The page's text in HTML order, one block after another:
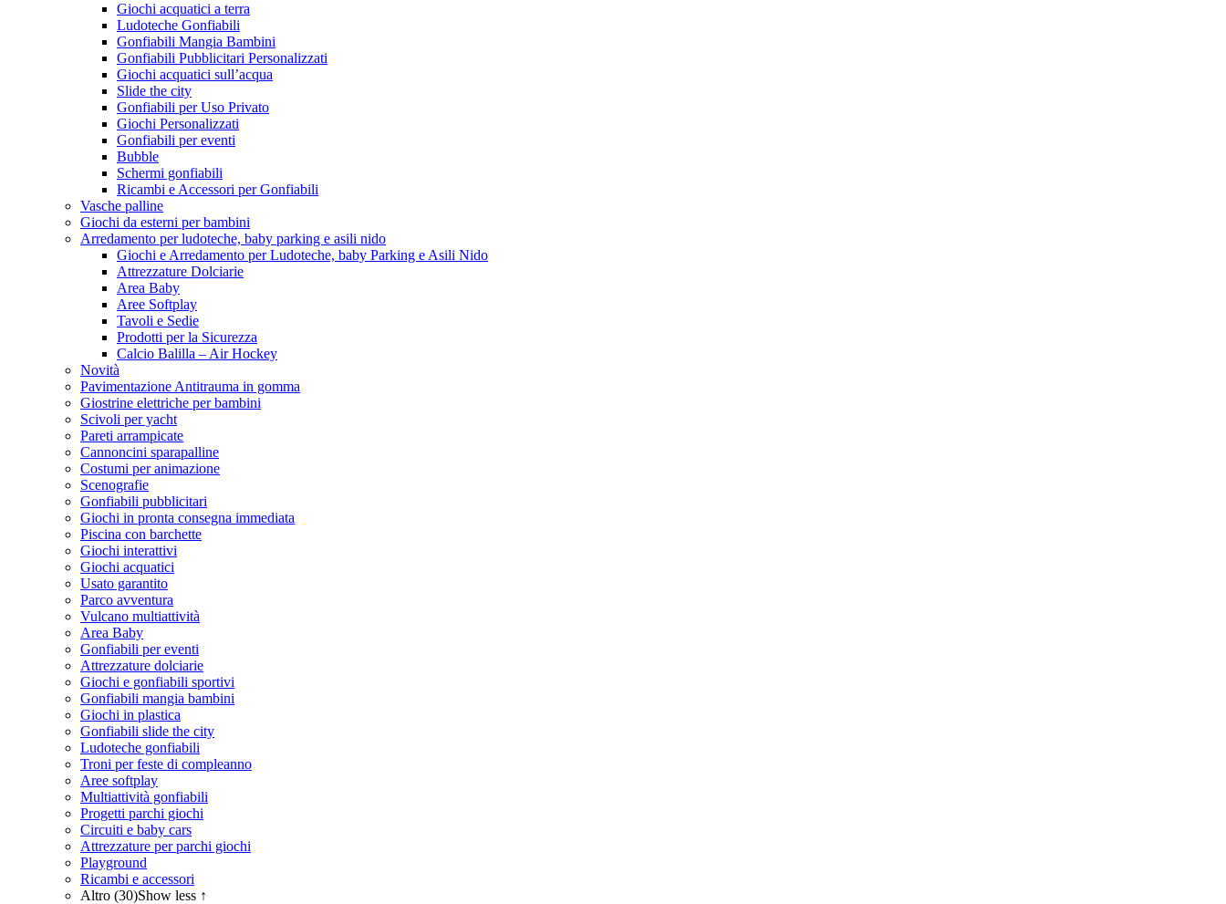
Giochi acquatici a terra
Ludoteche Gonfiabili
Gonfiabili Mangia Bambini
Gonfiabili Pubblicitari Personalizzati
Giochi acquatici sull’acqua
Slide the city
Gonfiabili per Uso Privato
Giochi Personalizzati
Gonfiabili per eventi
Bubble
Schermi gonfiabili
Ricambi e Accessori per Gonfiabili
Vasche palline
Giochi da esterni per bambini
Arredamento per ludoteche, baby parking e asili nido
Giochi e Arredamento per Ludoteche, baby Parking e Asili Nido
Attrezzature Dolciarie
Area Baby
Aree Softplay
Tavoli e Sedie
Prodotti per la Sicurezza
Calcio Balilla – Air Hockey
Novità
Pavimentazione Antitrauma in gomma
Giostrine elettriche per bambini
Scivoli per yacht
Pareti arrampicate
Cannoncini sparapalline
Costumi per animazione
Scenografie
Gonfiabili pubblicitari
Giochi in pronta consegna immediata
Piscina con barchette
Giochi interattivi
Giochi acquatici
Usato garantito
Parco avventura
Vulcano multiattività
Area Baby
Gonfiabili per eventi
Attrezzature dolciarie
Giochi e gonfiabili sportivi
Gonfiabili mangia bambini
Giochi in plastica
Gonfiabili slide the city
Ludoteche gonfiabili
Troni per feste di compleanno
Aree softplay
Multiattività gonfiabili
Progetti parchi giochi
Circuiti e baby cars
Attrezzature per parchi giochi
Playground
Ricambi e accessori
Altro (30)Show less ↑